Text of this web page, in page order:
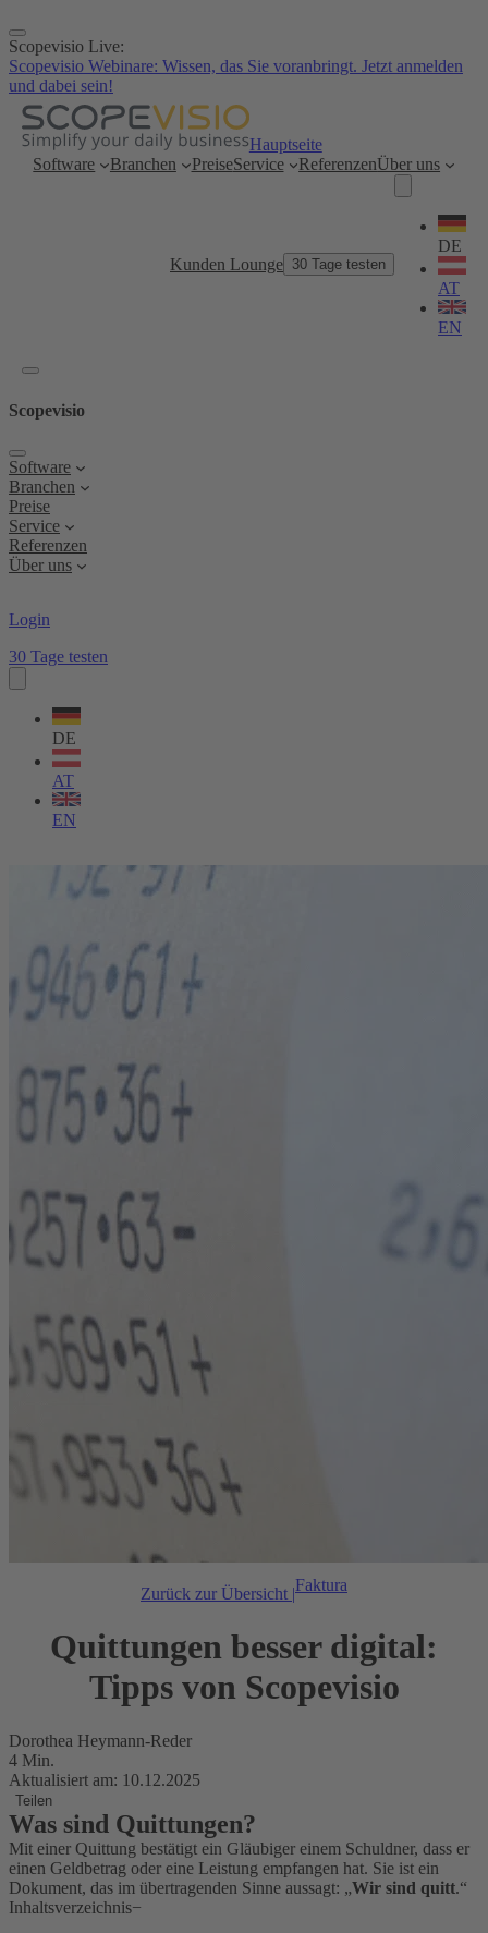
Zum
Inhalt
springen
Scopevisio Live:
Scopevisio Webinare: Wissen, das Sie voranbringt. Jetzt anmelden
und dabei sein!
Hauptseite
Software
Branchen PreiseService ReferenzenÜber uns
Kunden Lounge 30 Tage testen
Sprache
wählen
DE
AT
EN
Scopevisio
Software
Branchen
Preise
Service
Referenzen
Über uns
Login
30 Tage testen
Sprache
wählen
DE
AT
EN
Zurück zur Übersicht |Faktura
Quittungen besser digital:
Tipps von Scopevisio
Dorothea Heymann-Reder
4 Min.
Aktualisiert am: 10.12.2025
Teilen
Was sind Quittungen?
Mit einer Quittung bestätigt ein Gläubiger einem Schuldner, dass er
einen Geldbetrag oder eine Leistung empfangen hat. Sie ist ein
Dokument, das im übertragenden Sinne aussagt: „Wir sind quitt.“
Inhaltsverzeichnis−